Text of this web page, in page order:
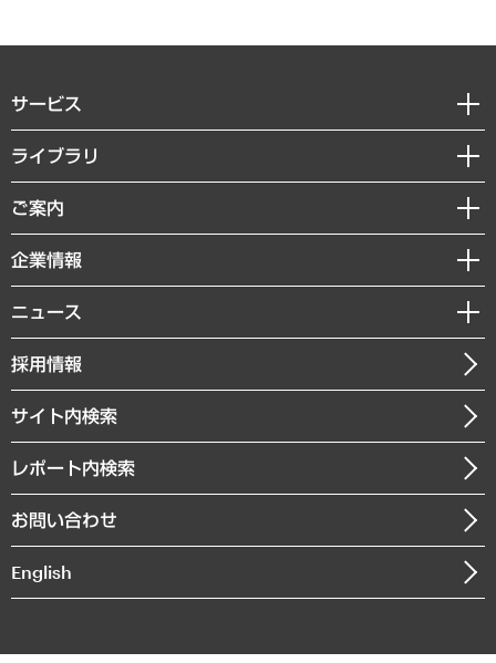
サービス
経営戦略
組織・人事戦略
デジタルイノベーション
共生・ダイバーシティ
GRC（ガバナンス・リスク・コンプライアンス）・防災（政策）
経済・産業・雇用・労働
まちづくり・観光・交通・スポーツ・スマートシティ
自然資源・農林水産業・食料システム
ライブラリ
経済調査
レポート
コラム
経営用語集
受託・受注実績（官公庁関連）
メディア掲載・出演
ご案内
セミナー・イベント情報
MUFGビジネスセミナー
受託案件情報
企業情報
私たちの想い
社長メッセージ
会社概要
沿革
組織図・本部部室紹介
インドネシア現地法人
個人情報保護方針
ニュース
ニュースリリース
お知らせ
採用情報
サイト内検索
レポート内検索
お問い合わせ
English